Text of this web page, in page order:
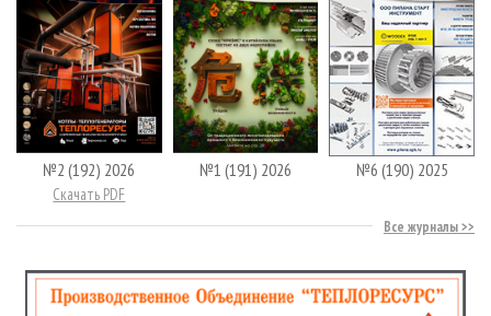
№2 (192) 2026
Скачать PDF
№1 (191) 2026 №6 (190) 2025
Все журналы